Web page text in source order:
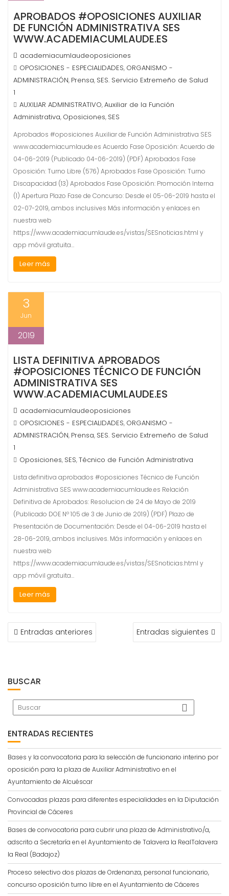
APROBADOS #OPOSICIONES AUXILIAR
DE FUNCIÓN ADMINISTRATIVA SES
WWW.ACADEMIACUMLAUDE.ES
academiacumlaudeoposiciones
OPOSICIONES - ESPECIALIDADES, ORGANISMO -
ADMINISTRACIÓN, Prensa, SES. Servicio Extremeño de Salud
1
AUXILIAR ADMINISTRATIVO,Auxiliar de la Función
Administrativa, Oposiciones, SES
Aprobados #oposiciones Auxiliar de Función Administrativa SES
www.academiacumlaude.es Acuerdo Fase Oposición: Acuerdo de
04-06-2019 (Publicado 04-06-2019) (PDF) Aprobados Fase
Oposición: Turno Libre (576) Aprobados Fase Oposición: Turno
Discapacidad (13) Aprobados Fase Oposición: Promoción Interna
(1) Apertura Plazo Fase de Concurso: Desde el 05-06-2019 hasta el
02-07-2019, ambos inclusives Más información y enlaces en
nuestra web
https://www.academiacumlaude.es/vistas/SESnoticias.html y
app móvil gratuita…
Leer más
3
Jun
2019
LISTA DEFINITIVA APROBADOS
#OPOSICIONES TÉCNICO DE FUNCIÓN
ADMINISTRATIVA SES
WWW.ACADEMIACUMLAUDE.ES
academiacumlaudeoposiciones
OPOSICIONES - ESPECIALIDADES, ORGANISMO -
ADMINISTRACIÓN, Prensa, SES. Servicio Extremeño de Salud
1
Oposiciones, SES,Técnico de Función Administrativa
Lista definitiva aprobados #oposiciones Técnico de Función
Administrativa SES www.academiacumlaude.es Relación
Definitiva de Aprobados: Resolucion de 24 de Mayo de 2019
(Publicado DOE Nº 105 de 3 de Junio de 2019) (PDF) Plazo de
Presentación de Documentación: Desde el 04-06-2019 hasta el
28-06-2019, ambos inclusives. Más información y enlaces en
nuestra web
https://www.academiacumlaude.es/vistas/SESnoticias.html y
app móvil gratuita…
Leer más
NAVEGACIÓN
DEEntradas anteriores Entradas siguientes
BUSCAR
ENTRADAS RECIENTES
Bases y la convocatoria para la selección de funcionario interino por
oposición para la plaza de Auxiliar Administrativo en el
Ayuntamiento de Alcuéscar
Convocadas plazas para diferentes especialidades en la Diputación
Provincial de Cáceres
Bases de convocatoria para cubrir una plaza de Administrativo/a,
adscrito a Secretaría en el Ayuntamiento de Talavera la RealTalavera
la Real (Badajoz)
Proceso selectivo dos plazas de Ordenanza, personal funcionario,
concurso oposición turno libre en el Ayuntamiento de Cáceres